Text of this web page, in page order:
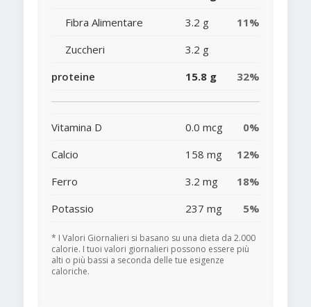
Fibra Alimentare
3.2 g
11%
Zuccheri
3.2 g
proteine
15.8 g 32%
Vitamina D 0.0 mcg
0%
Calcio
158 mg
12%
Ferro
3.2 mg
18%
Potassio
237 mg 5%
* I Valori Giornalieri si basano su una dieta da 2.000
calorie. I tuoi valori giornalieri possono essere più
alti o più bassi a seconda delle tue esigenze
caloriche.